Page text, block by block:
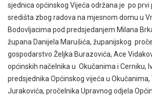
sjednica općinskog Vijeća održana je po
središta zbog radova na mjesnom domu u
Bodovljacima pod predsjedanjem Milana
župana Danijela Marušića, županijskog
gospodarstvo Željka Burazovića, Ace
općinskih načelnika u Okučanima i Cerniku,
predsjednika Općinskog vijeća u Okučanima,
Jurakovića, pročelnika Upravnog odjela